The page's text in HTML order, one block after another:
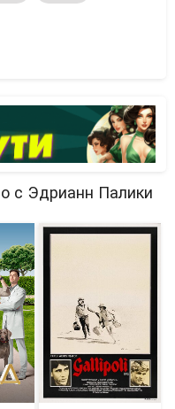
с Эдрианн Палики